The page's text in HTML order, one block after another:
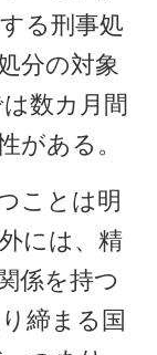
る刑事処
分の対象
数カ月間
がある。
ことは明
には、精
係を持つ
締まる国